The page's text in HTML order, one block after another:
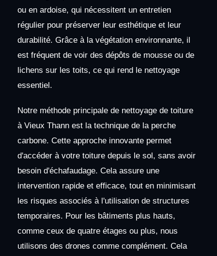
ou en ardoise, qui nécessitent un entretien
régulier pour préserver leur esthétique et leur
durabilité. Grâce à la végétation environnante, il
est fréquent de voir des dépôts de mousse ou de
lichens sur les toits, ce qui rend le nettoyage
essentiel.
Notre méthode principale de nettoyage de toiture
à Vieux Thann est la technique de la perche
carbone. Cette approche innovante permet
d'accéder à votre toiture depuis le sol, sans avoir
besoin d'échafaudage. Cela assure une
intervention rapide et efficace, tout en minimisant
les risques associés à l'utilisation de structures
temporaires. Pour les bâtiments plus hauts,
comme ceux de quatre étages ou plus, nous
utilisons des drones comme complément. Cela